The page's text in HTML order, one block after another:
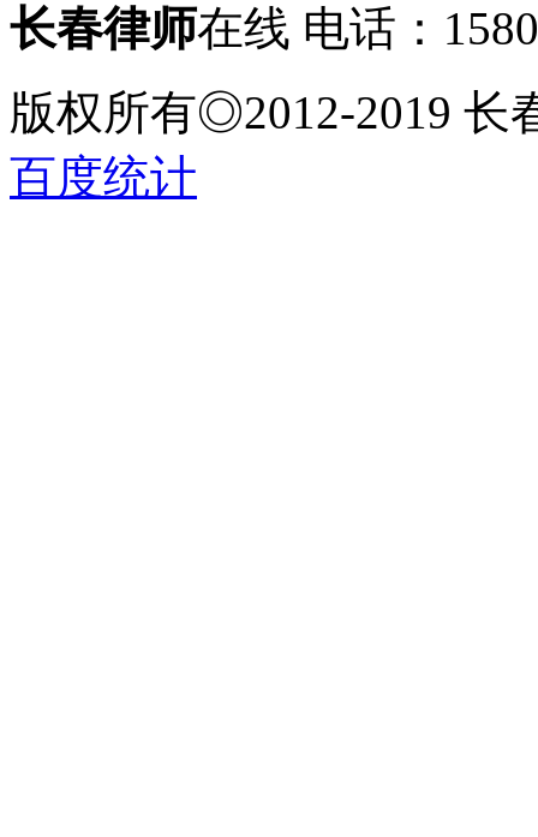
长春律师在线 电话：
版权所有◎2012-2019 长
百度统计